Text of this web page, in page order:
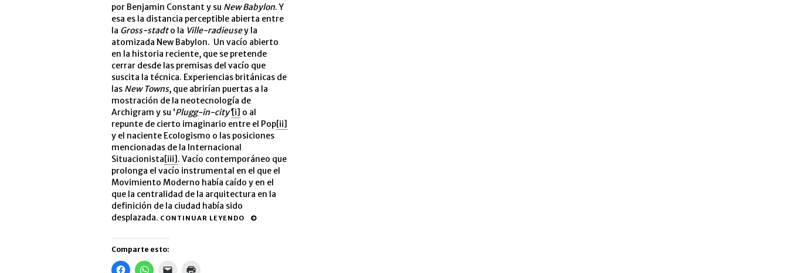
por Benjamin Constant y su New Babylon. Y
esa es la distancia perceptible abierta entre
la Gross-stadto la Ville-radieusey la
atomizada New Babylon. Un vacío abierto
en la historia reciente, que se pretende
cerrar desde las premisas del vacío que
suscita la técnica. Experiencias británicas de
las New Towns, que abrirían puertas a la
mostración de la neotecnología de
Archigram y su ‘Plugg-in-city’[i] o al
repunte de cierto imaginario entre el Pop[ii]
y el naciente Ecologismo o las posiciones
mencionadas de la Internacional
Situacionista[iii]. Vacío contemporáneo que
prolonga el vacío instrumental en el que el
Movimiento Moderno había caído y en el
que la centralidad de la arquitectura en la
definición de la ciudad había sido
desplazada. CONTINUAR LEYENDO
Comparte esto:
Haz Haz